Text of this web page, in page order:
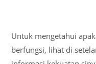
Untuk mengetahui
berfungsi, lihat di